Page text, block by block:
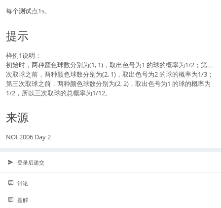
每个测试点1s。
提示
样例1说明：
初始时，两种颜色球数分别为(1, 1)，取出色号为1 的球的概率为1/2；第二
次取球之前，两种颜色球数分别为(2, 1)，取出色号为2 的球的概率为1/3；
第三次取球之前，两种颜色球数分别为(2, 2)，取出色号为1 的球的概率为
1/2，所以三次取球的总概率为1/12。
来源
NOI 2006 Day 2
登录后递交
讨论
题解